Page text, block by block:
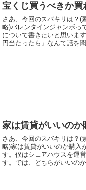
宝くじ買うべきか買
さあ、今回のスバキリは？(
略)バレンタインジャンボっ
について書きたいと思いま
円当たったら」なんて話を
家は賃貸がいいのか
さあ、今回のスバキリは？(
略)家は賃貸がいいのか購入
す。僕はシェアハウスを運
す。では、どちらがいいの